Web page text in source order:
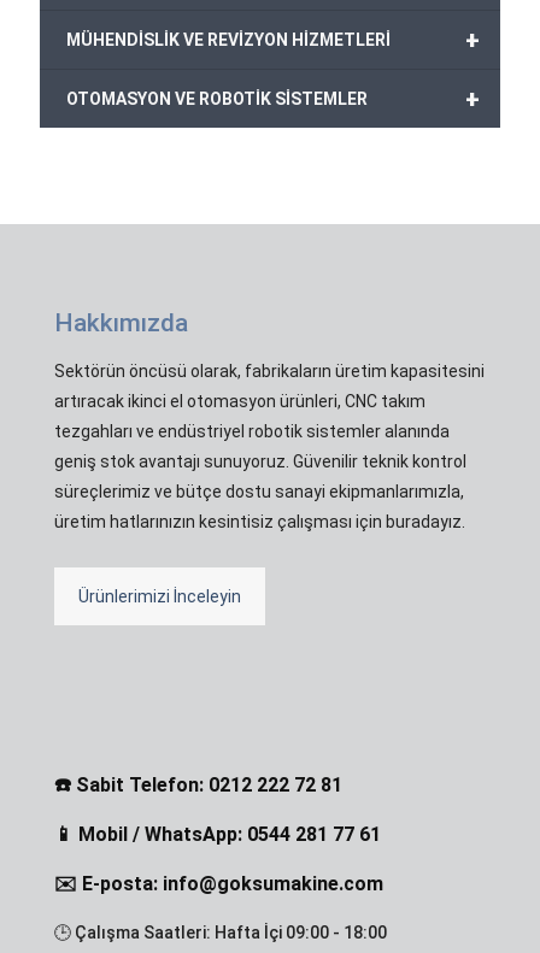
+
MÜHENDİSLİK VE REVİZYON HİZMETLERİ
+
OTOMASYON VE ROBOTİK SİSTEMLER
Hakkımızda
Sektörün öncüsü olarak, fabrikaların üretim kapasitesini
artıracak ikinci el otomasyon ürünleri, CNC takım
tezgahları ve endüstriyel robotik sistemler alanında
geniş stok avantajı sunuyoruz. Güvenilir teknik kontrol
süreçlerimiz ve bütçe dostu sanayi ekipmanlarımızla,
üretim hatlarınızın kesintisiz çalışması için buradayız.
Ürünlerimizi İnceleyin
☎️ Sabit Telefon: 0212 222 72 81
📱 Mobil / WhatsApp: 0544 281 77 61
✉️ E-posta: info@goksumakine.com
🕒 Çalışma Saatleri: Hafta İçi 09:00 - 18:00